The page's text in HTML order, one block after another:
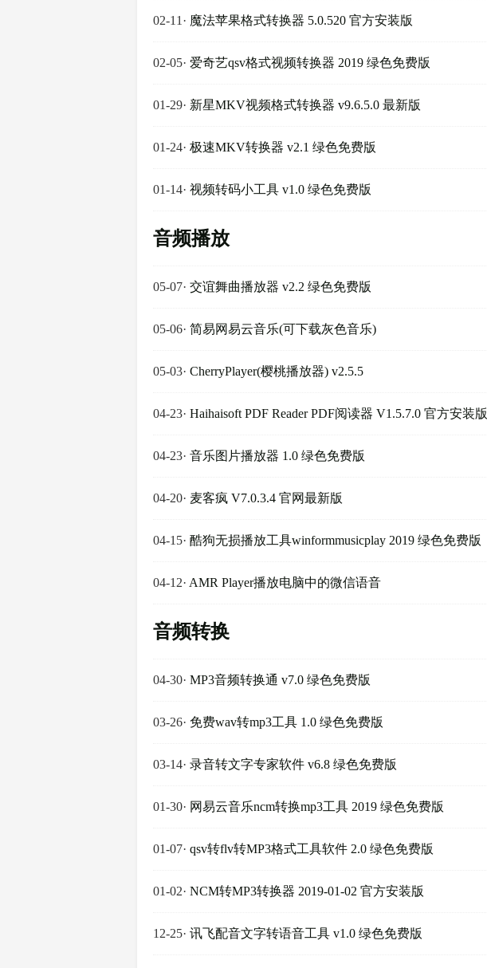
02-11 · 魔法苹果格式转换器 5.0.520 官方安装版
02-05· 爱奇艺qsv格式视频转换器 2019 绿色免费版
01-29· 新星MKV视频格式转换器 v9.6.5.0 最新版
01-24· 极速MKV转换器 v2.1 绿色免费版
01-14· 视频转码小工具 v1.0 绿色免费版
音频播放
05-07· 交谊舞曲播放器 v2.2 绿色免费版
05-06· 简易网易云音乐(可下载灰色音乐)
05-03· CherryPlayer(樱桃播放器) v2.5.5
04-23· Haihaisoft PDF Reader PDF阅读器 V1.5.7.0 官方安装版
04-23· 音乐图片播放器 1.0 绿色免费版
04-20· 麦客疯 V7.0.3.4 官网最新版
04-15· 酷狗无损播放工具winformmusicplay 2019 绿色免费版
04-12· AMR Player播放电脑中的微信语音
音频转换
04-30· MP3音频转换通 v7.0 绿色免费版
03-26· 免费wav转mp3工具 1.0 绿色免费版
03-14· 录音转文字专家软件 v6.8 绿色免费版
01-30· 网易云音乐ncm转换mp3工具 2019 绿色免费版
01-07· qsv转flv转MP3格式工具软件 2.0 绿色免费版
01-02· NCM转MP3转换器 2019-01-02 官方安装版
12-25· 讯飞配音文字转语音工具 v1.0 绿色免费版